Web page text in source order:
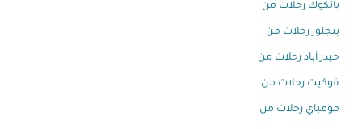
بانكوك رحلات من
بنجلور رحلات من
حيدر أباد رحلات من
فوكيت رحلات من
مومباي رحلات من